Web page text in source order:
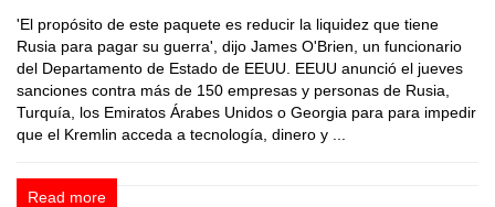
'El propósito de este paquete es reducir la liquidez que tiene
Rusia para pagar su guerra', dijo James O'Brien, un funcionario
del Departamento de Estado de EEUU. EEUU anunció el jueves
sanciones contra más de 150 empresas y personas de Rusia,
Turquía, los Emiratos Árabes Unidos o Georgia para para impedir
que el Kremlin acceda a tecnología, dinero y ...
Read more